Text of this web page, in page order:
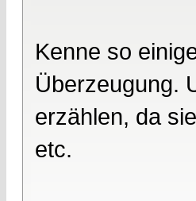
Kenne so
Überzeugung.
erzählen, da
etc.